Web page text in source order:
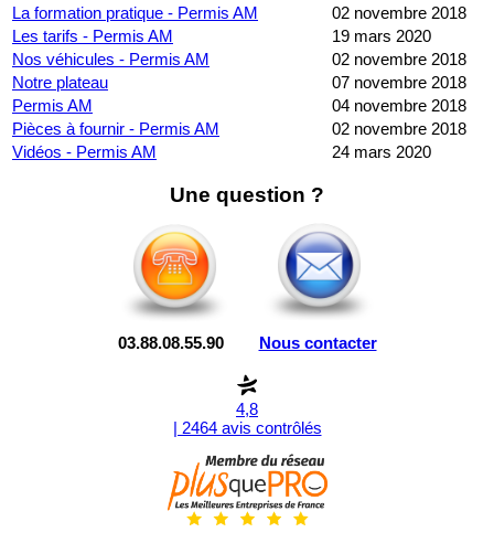
La formation pratique - Permis AM
02 novembre 2018
Les tarifs - Permis AM
19 mars 2020
Nos véhicules - Permis AM
02 novembre 2018
Notre plateau
07 novembre 2018
Permis AM
04 novembre 2018
Pièces à fournir - Permis AM
02 novembre 2018
Vidéos - Permis AM
24 mars 2020
Une question ?
03.88.08.55.90 Nous contacter
4,8
| 2464 avis contrôlés